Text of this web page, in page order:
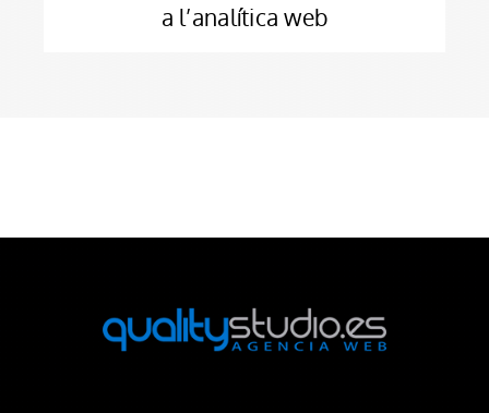
a l’analítica web